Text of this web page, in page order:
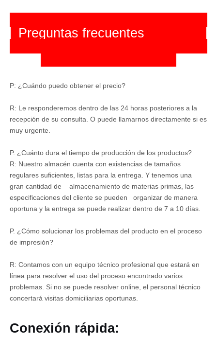
Preguntas frecuentes
P: ¿Cuándo puedo obtener el precio?
R: Le responderemos dentro de las 24 horas posteriores a la
recepción de su consulta. O puede llamarnos directamente si es
muy urgente.
P. ¿Cuánto dura el tiempo de producción de los productos?
R: Nuestro almacén cuenta con existencias de tamaños
regulares suficientes, listas para la entrega. Y tenemos una
gran cantidad de almacenamiento de materias primas, las
especificaciones del cliente se pueden organizar de manera
oportuna y la entrega se puede realizar dentro de 7 a 10 días.
P. ¿Cómo solucionar los problemas del producto en el proceso
de impresión?
R: Contamos con un equipo técnico profesional que estará en
línea para resolver el uso del proceso encontrado varios
problemas. Si no se puede resolver online, el personal técnico
concertará visitas domiciliarias oportunas.
Conexión rápida: